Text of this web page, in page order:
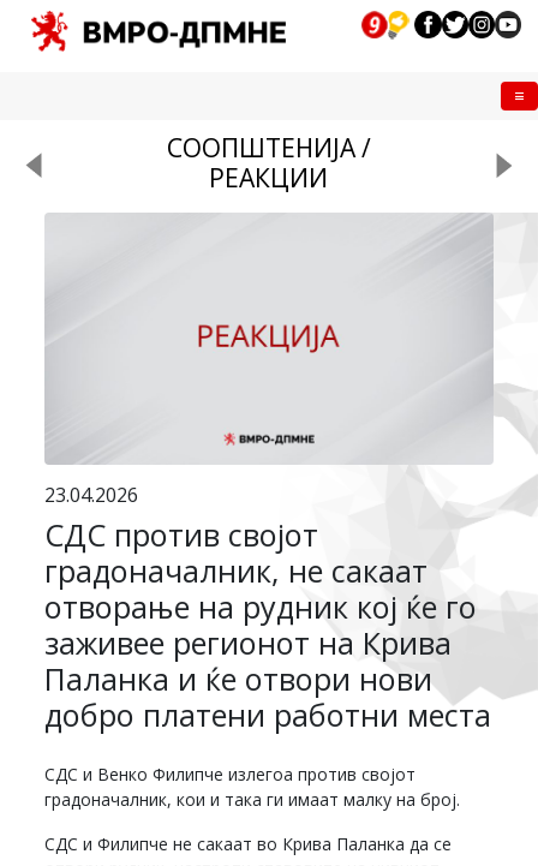
СООПШТЕНИЈА /
РЕАКЦИИ
23.04.2026
СДС против својот
градоначалник, не сакаат
отворање на рудник кој ќе го
заживее регионот на Крива
Паланка и ќе отвори нови
добро платени работни места
СДС и Венко Филипче излегоа против својот
градоначалник, кои и така ги имаат малку на број.
СДС и Филипче не сакаат во Крива Паланка да се